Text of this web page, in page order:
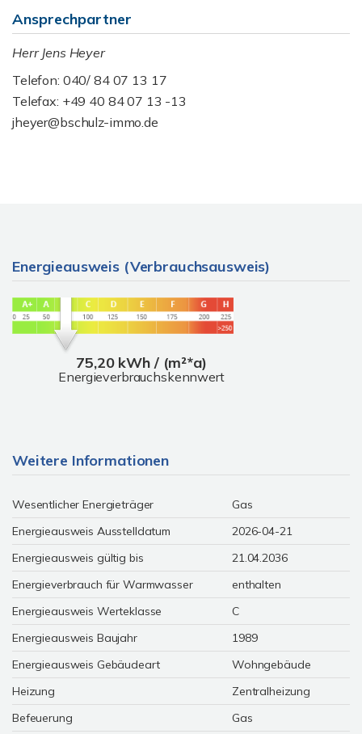
Ansprechpartner
Herr Jens Heyer
Telefon: 040/ 84 07 13 17
Telefax: +49 40 84 07 13 -13
jheyer@bschulz-immo.de
Energieausweis (Verbrauchsausweis)
75,20 kWh / (m²*a)
Energieverbrauchskennwert
Weitere Informationen
Wesentlicher Energieträger
Gas
Energieausweis Ausstelldatum
2026-04-21
Energieausweis gültig bis
21.04.2036
Energieverbrauch für Warmwasser
enthalten
Energieausweis Werteklasse
C
Energieausweis Baujahr
1989
Energieausweis Gebäudeart
Wohngebäude
Heizung
Zentralheizung
Befeuerung
Gas